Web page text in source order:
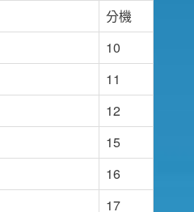
分機
10
11
12
15
16
17